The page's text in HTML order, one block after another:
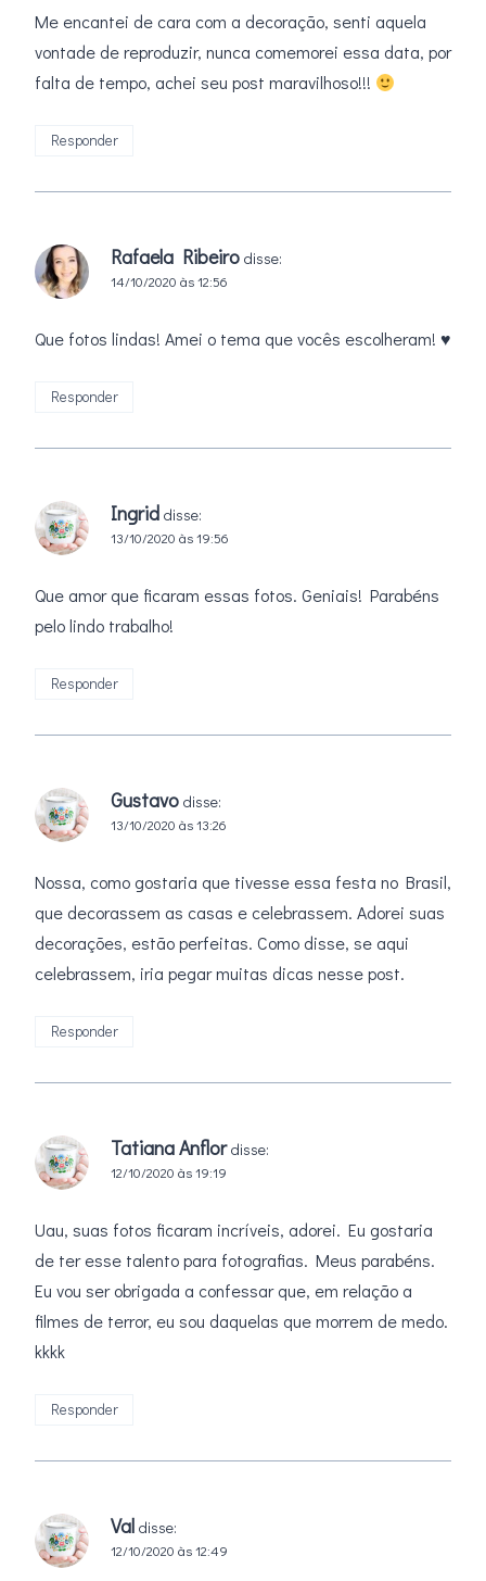
Me encantei de cara com a decoração, senti aquela
vontade de reproduzir, nunca comemorei essa data, por
falta de tempo, achei seu post maravilhoso!!!
Responder
Rafaela Ribeiro disse:
14/10/2020 às 12:56
Que fotos lindas! Amei o tema que vocês escolheram! ♥
Responder
Ingrid disse:
13/10/2020 às 19:56
Que amor que ficaram essas fotos. Geniais! Parabéns
pelo lindo trabalho!
Responder
Gustavo disse:
13/10/2020 às 13:26
Nossa, como gostaria que tivesse essa festa no Brasil,
que decorassem as casas e celebrassem. Adorei suas
decorações, estão perfeitas. Como disse, se aqui
celebrassem, iria pegar muitas dicas nesse post.
Responder
Tatiana Anflor disse:
12/10/2020 às 19:19
Uau, suas fotos ficaram incríveis, adorei. Eu gostaria
de ter esse talento para fotografias. Meus parabéns.
Eu vou ser obrigada a confessar que, em relação a
filmes de terror, eu sou daquelas que morrem de medo.
kkkk
Responder
Val disse:
12/10/2020 às 12:49